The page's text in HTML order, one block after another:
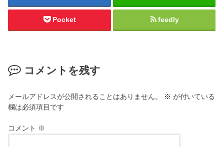
Pocket feedly
コメントを残す
メールアドレスが公開されることはありません。 ※ が付いている
欄は必須項目です
コメント ※